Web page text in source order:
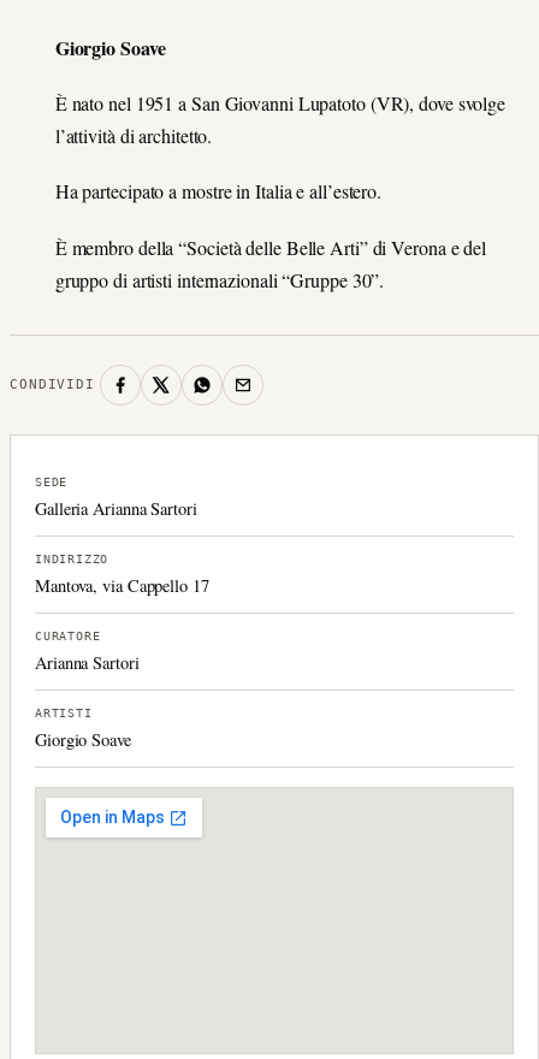
Giorgio Soave
È nato nel 1951 a San Giovanni Lupatoto (VR), dove svolge
l’attività di architetto.
Ha partecipato a mostre in Italia e all’estero.
È membro della “Società delle Belle Arti” di Verona e del
gruppo di artisti internazionali “Gruppe 30”.
CONDIVIDI
SEDE
Galleria Arianna Sartori
INDIRIZZO
Mantova, via Cappello 17
CURATORE
Arianna Sartori
ARTISTI
Giorgio Soave